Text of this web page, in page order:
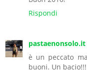
Rispondi
pastaenonsolo.it
è un peccato
buoni. Un bacio!!!